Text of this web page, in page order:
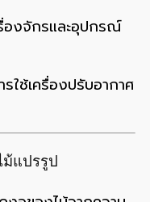
องจักรและอุปกรณ์
ใช้เครื่องปรับอากาศ
ม้แปรรูป